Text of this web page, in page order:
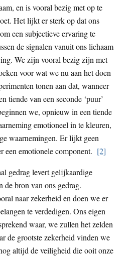
en is vooral bezig met op te
Het lijkt er sterk op dat ons
een subjectieve ervaring te
de signalen vanuit ons lichaam
We zijn vooral bezig zijn met
voor wat we nu aan het doen
tonen aan dat, wanneer
tiende van een seconde ‘puur’
we, opnieuw in een tiende
emotioneel in te kleuren,
waarnemingen. Er lijkt geen
een emotionele component. [2]
gedrag levert gelijkaardige
de bron van ons gedrag.
naar zekerheid en doen we er
te verdedigen. Ons eigen
waar, we zullen het zelden
de grootste zekerheid vinden we
altijd de veiligheid die ooit onze